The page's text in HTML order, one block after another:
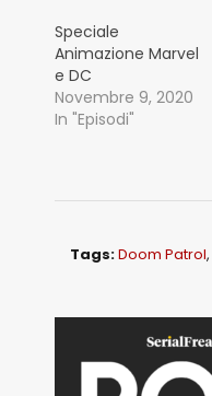
Speciale
Animazione Marvel
e DC
Novembre 9, 2020
In "Episodi"
Tags:Doom Patrol,